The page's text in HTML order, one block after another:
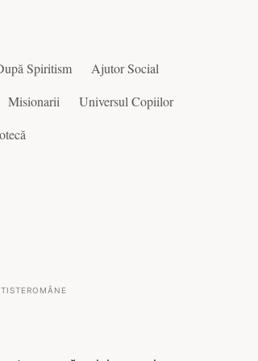
Spiritism
Ajutor Social
Misionarii
Universul Copiilor